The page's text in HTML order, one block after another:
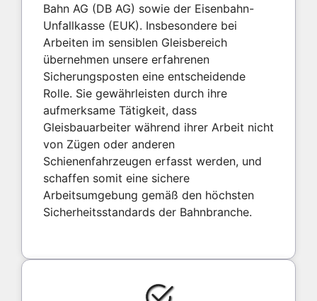
Bahn AG (DB AG) sowie der Eisenbahn-
Unfallkasse (EUK). Insbesondere bei
Arbeiten im sensiblen Gleisbereich
übernehmen unsere erfahrenen
Sicherungsposten eine entscheidende
Rolle. Sie gewährleisten durch ihre
aufmerksame Tätigkeit, dass
Gleisbauarbeiter während ihrer Arbeit nicht
von Zügen oder anderen
Schienenfahrzeugen erfasst werden, und
schaffen somit eine sichere
Arbeitsumgebung gemäß den höchsten
Sicherheitsstandards der Bahnbranche.